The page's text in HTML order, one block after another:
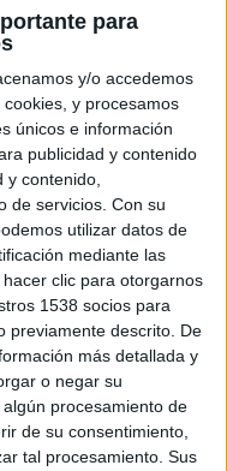
para
y/o accedemos
y procesamos
únicos e información
publicidad y contenido
y contenido,
de servicios. Con su
utilizar datos de
mediante las
clic para otorgarnos
1538 socios para
previamente descrito. De
más detallada y
o negar su
procesamiento de
de su consentimiento,
tal procesamiento. Sus
Tortajada